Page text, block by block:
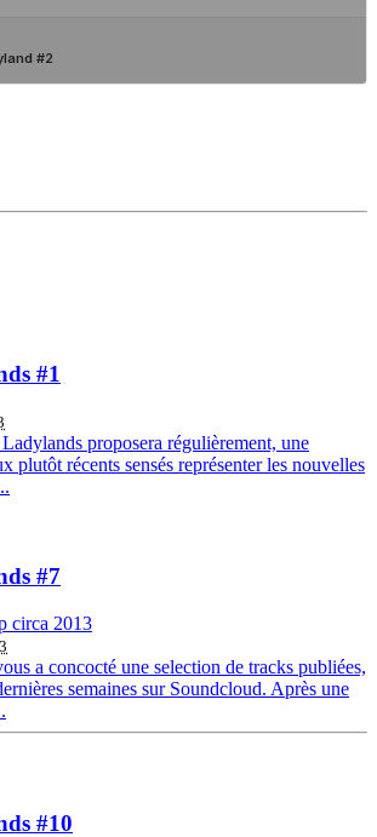
#1
proposera régulièrement, une
plutôt récents sensés représenter les nouvelles
#7
circa 2013
a concocté une selection de tracks publiées,
semaines sur Soundcloud. Après une
#10